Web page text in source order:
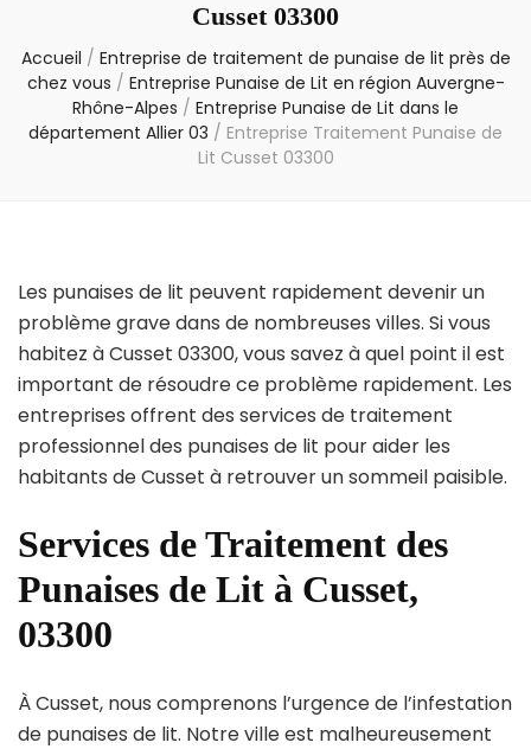
Cusset 03300
Accueil / Entreprise de traitement de punaise de lit près de
chez vous / Entreprise Punaise de Lit en région Auvergne-
Rhône-Alpes / Entreprise Punaise de Lit dans le
département Allier 03 / Entreprise Traitement Punaise de
Lit Cusset 03300
Les punaises de lit peuvent rapidement devenir un
problème grave dans de nombreuses villes. Si vous
habitez à Cusset 03300, vous savez à quel point il est
important de résoudre ce problème rapidement. Les
entreprises offrent des services de traitement
professionnel des punaises de lit pour aider les
habitants de Cusset à retrouver un sommeil paisible.
Services de Traitement des
Punaises de Lit à Cusset,
03300
À Cusset, nous comprenons l’urgence de l’infestation
de punaises de lit. Notre ville est malheureusement